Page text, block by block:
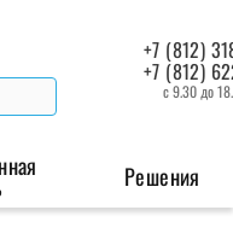
+7 (812)
+7 (812)
с 9.30 до
Решения